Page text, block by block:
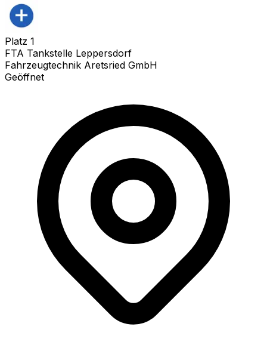
Platz 1
FTA Tankstelle Leppersdorf
Fahrzeugtechnik Aretsried GmbH
Geöffnet